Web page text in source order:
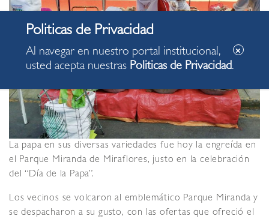
La papa en sus diversas variedades fue hoy la engreída en
el Parque Miranda de Miraflores, justo en la celebración
del “Día de la Papa”.
Los vecinos se volcaron al emblemático Parque Miranda y
se despacharon a su gusto, con las ofertas que ofreció el
Al navegar en nuestro portal institucional,
usted acepta nuestras Politicas de Privacidad.